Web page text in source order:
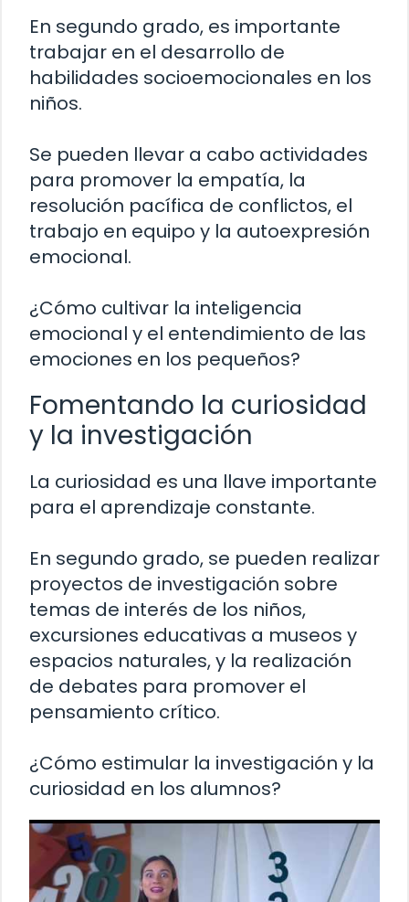
En segundo grado, es importante
trabajar en el desarrollo de
habilidades socioemocionales en los
niños.
Se pueden llevar a cabo actividades
para promover la empatía, la
resolución pacífica de conflictos, el
trabajo en equipo y la autoexpresión
emocional.
¿Cómo cultivar la inteligencia
emocional y el entendimiento de las
emociones en los pequeños?
Fomentando la curiosidad
y la investigación
La curiosidad es una llave importante
para el aprendizaje constante.
En segundo grado, se pueden realizar
proyectos de investigación sobre
temas de interés de los niños,
excursiones educativas a museos y
espacios naturales, y la realización
de debates para promover el
pensamiento crítico.
¿Cómo estimular la investigación y la
curiosidad en los alumnos?